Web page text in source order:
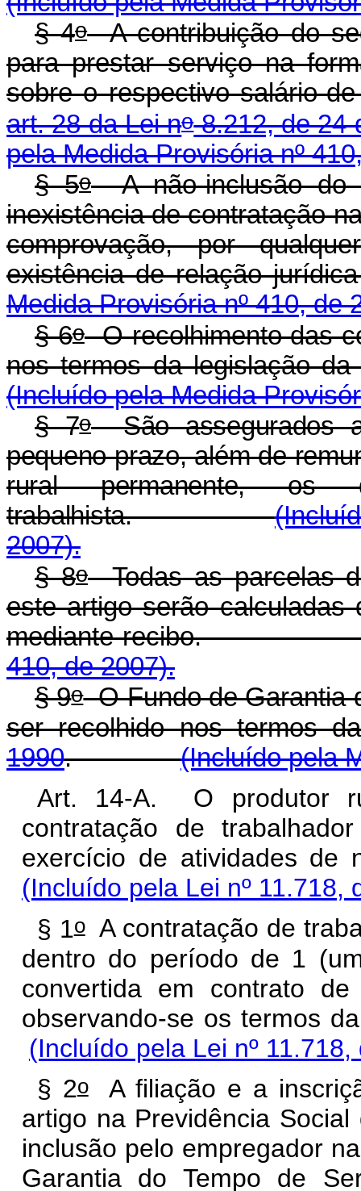
§ 4oA contribuição do
para prestar serviço na
sobre o respectivo salário-
art. 28 da Lei no8.212, de 24
pela Medida Provisória nº
§ 5oA não-inclusão do
inexistência de contratação
comprovação, por
existência de
Medida Provisória nº 410, de
§ 6oO recolhimento das
nos termos da
(Incluído pela Medida
§ 7oSão assegurados
pequeno prazo, além de
rural permanente, os
trabalhista.
2007).
§ 8oTodas as parcelas
este artigo serão calculadas
mediante
410, de 2007).
§ 9oO Fundo de Garantia
ser recolhido nos termos
1990.(Incluído pela
Art. 14-A. O produtor
contratação de
exercício de
(Incluído pela Lei nº 11.718,
§ 1oA contratação de
dentro do período de 1
convertida em contrato
observando-se os
(Incluído pela Lei nº 11.718,
§ 2oA filiação e a
artigo na Previdência
inclusão pelo empregador
Garantia do Tempo de